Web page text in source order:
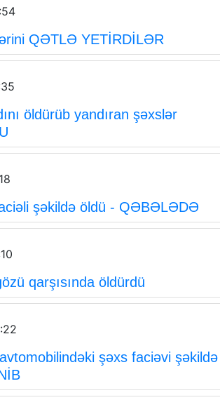
QƏTLƏ YETİRDİLƏR
öldürüb yandıran şəxslər
şəkildə öldü - QƏBƏLƏDƏ
qarşısında öldürdü
şəxs faciəvi şəkildə